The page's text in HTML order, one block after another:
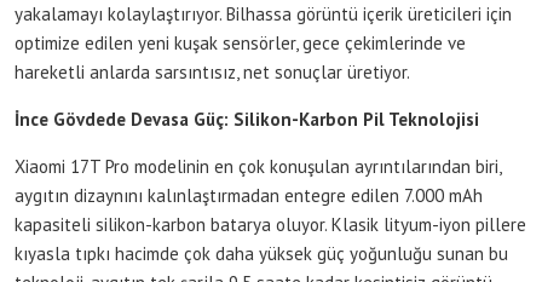
yakalamayı kolaylaştırıyor. Bilhassa görüntü içerik üreticileri için
optimize edilen yeni kuşak sensörler, gece çekimlerinde ve
hareketli anlarda sarsıntısız, net sonuçlar üretiyor.
İnce Gövdede Devasa Güç: Silikon-Karbon Pil Teknolojisi
Xiaomi 17T Pro modelinin en çok konuşulan ayrıntılarından biri,
aygıtın dizaynını kalınlaştırmadan entegre edilen 7.000 mAh
kapasiteli silikon-karbon batarya oluyor. Klasik lityum-iyon pillere
kıyasla tıpkı hacimde çok daha yüksek güç yoğunluğu sunan bu